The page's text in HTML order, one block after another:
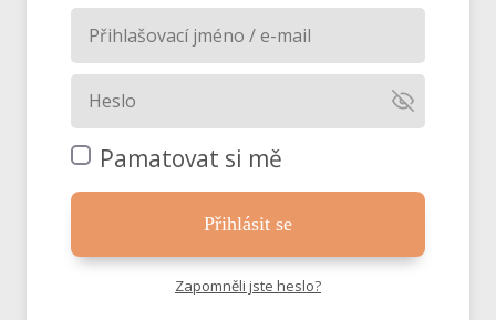
Pamatovat si mě
Přihlásit se
Zapomněli jste heslo?